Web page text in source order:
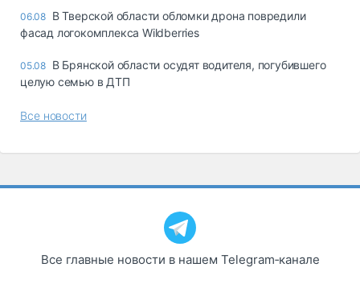
06.08 В Тверской области обломки дрона повредили
фасад логокомплекса Wildberries
05.08 В Брянской области осудят водителя, погубившего
целую семью в ДТП
Все новости
Все главные новости в нашем Telegram‑канале